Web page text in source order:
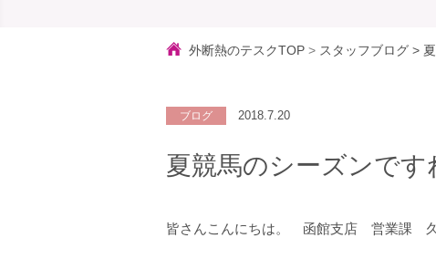
外断熱のテスクTOP > スタッフブログ >
ブログ 2018.7.20
夏競馬のシーズンです
皆さんこんにちは。 函館支店 営業課 久